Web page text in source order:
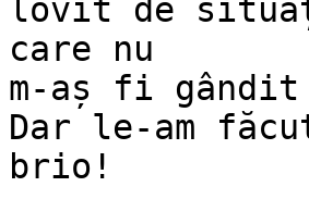
lovit de
care nu
m-aș fi gândit
Dar le-am
brio!